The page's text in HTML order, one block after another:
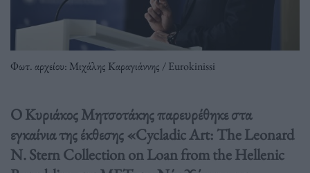
Φωτ. αρχείου: Μιχάλης Καραγιάννης / Eurokinissi
Ο Κυριάκος Μητσοτάκης παρευρέθηκε στα
εγκαίνια της έκθεσης «Cycladic Art: The Leonard
N. Stern Collection on Loan from the Hellenic